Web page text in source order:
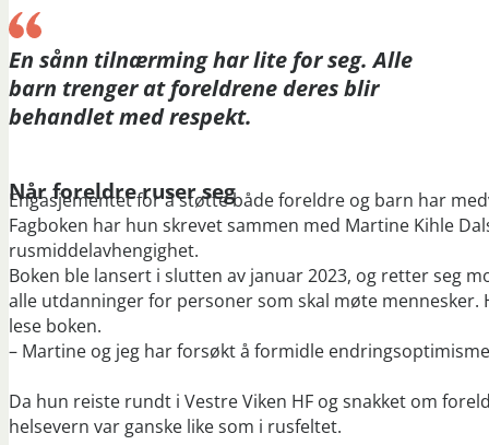
En sånn tilnærming har lite for seg. Alle
barn trenger at foreldrene deres blir
behandlet med respekt.
Når foreldre ruser seg
Engasjementet for å støtte både foreldre og barn har
Fagboken har hun skrevet sammen med Martine Kihle
rusmiddelavhengighet.
Boken ble lansert i slutten av januar 2023, og retter seg
alle utdanninger for personer som skal møte
lese boken.
– Martine og jeg har forsøkt å formidle
Da hun reiste rundt i Vestre Viken HF og snakket om
helsevern var ganske like som i rusfeltet.